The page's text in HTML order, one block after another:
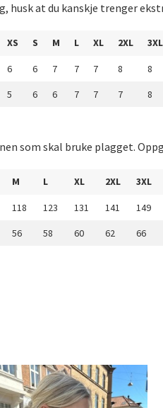
husk at du kanskje trenger
XS S M L XL 2XL 3XL
6 6 7 7 7 8 8
5 6 6 7 7 7 8
som skal bruke plagget.
M L XL 2XL 3XL
118 123 131 141 149
56 58 60 62 66